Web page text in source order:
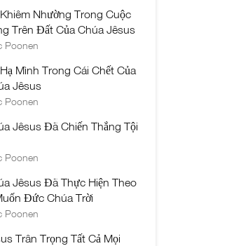
Nhường Trong Cuộc
Trên Đất Của Chúa Jêsus
Poonen
Mình Trong Cái Chết Của
Jêsus
Poonen
Jêsus Đã Chiến Thắng Tội
Poonen
Jêsus Đã Thực Hiện Theo
Đức Chúa Trời
Poonen
Trân Trọng Tất Cả Mọi